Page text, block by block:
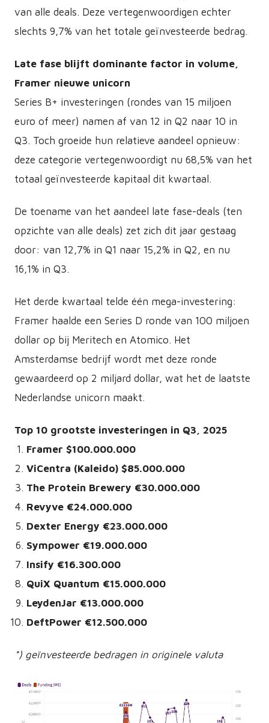
van alle deals. Deze vertegenwoordigen echter
slechts 9,7% van het totale geïnvesteerde bedrag.
Late fase blijft dominante factor in volume,
Framer nieuwe unicorn
Series B+ investeringen (rondes van 15 miljoen
euro of meer) namen af van 12 in Q2 naar 10 in
Q3. Toch groeide hun relatieve aandeel opnieuw:
deze categorie vertegenwoordigt nu 68,5% van het
totaal geïnvesteerde kapitaal dit kwartaal.
De toename van het aandeel late fase-deals (ten
opzichte van alle deals) zet zich dit jaar gestaag
door: van 12,7% in Q1 naar 15,2% in Q2, en nu
16,1% in Q3.
Het derde kwartaal telde één mega-investering:
Framer haalde een Series D ronde van 100 miljoen
dollar op bij Meritech en Atomico. Het
Amsterdamse bedrijf wordt met deze ronde
gewaardeerd op 2 miljard dollar, wat het de laatste
Nederlandse unicorn maakt.
Top 10 grootste investeringen in Q3, 2025
Framer $100.000.000
ViCentra (Kaleido) $85.000.000
The Protein Brewery €30.000.000
Revyve €24.000.000
Dexter Energy €23.000.000
Sympower €19.000.000
Insify €16.300.000
QuiX Quantum €15.000.000
LeydenJar €13.000.000
DeftPower €12.500.000
*) geïnvesteerde bedragen in originele valuta